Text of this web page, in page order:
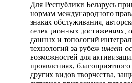
Для Республики Беларусь
нормам международного
знаках обслуживания,
селекционных достижениях,
данных и топологий
технологий за рубеж имеет
возможностей для
проявлениях,
других видов творчества,